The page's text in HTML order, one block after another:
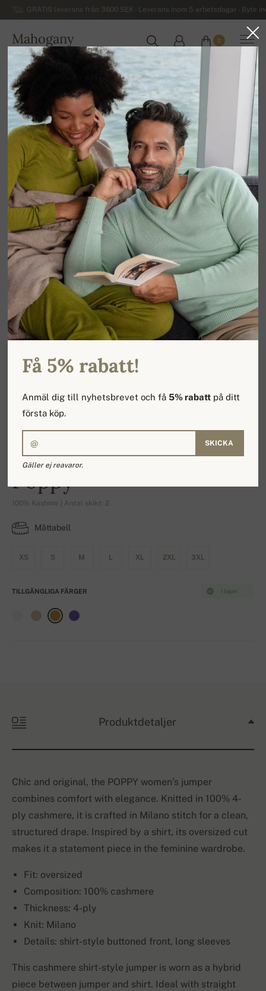
GRATIS leverans från 3600 SEK - Leverans inom 5 arbetsdagar - Byte
Mahogany
SVERIGE
0
Hem
Kashmirtröjor för damer
Kvinnors kashmirtröjor med knappar
Poppy
100% Kashmir | Antal skikt: 2
Måttabell
XS S M L XL 2XL 3XL
I lager
TILLGÄNGLIGA FÄRGER
Produktdetaljer
Chic and original, the POPPY women’s jumper
combines comfort with elegance. Knitted in 100% 4-
ply cashmere, it is crafted in Milano stitch for a clean,
structured drape. Inspired by a shirt, its oversized cut
makes it a statement piece in the feminine wardrobe.
Fit: oversized
Composition: 100% cashmere
Thickness: 4-ply
Knit: Milano
Details: shirt-style buttoned front, long sleeves
This cashmere shirt-style jumper is worn as a hybrid
piece between jumper and shirt. Ideal with straight
Få 5% rabatt!
Anmäl dig till nyhetsbrevet och få5% rabatt på ditt
första köp.
SKICKA
Gäller ej reavaror.